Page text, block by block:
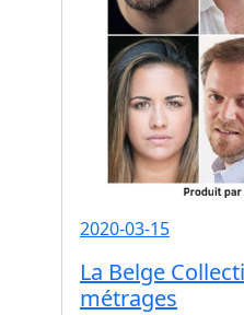
2020-03-15
La Belge
métrages